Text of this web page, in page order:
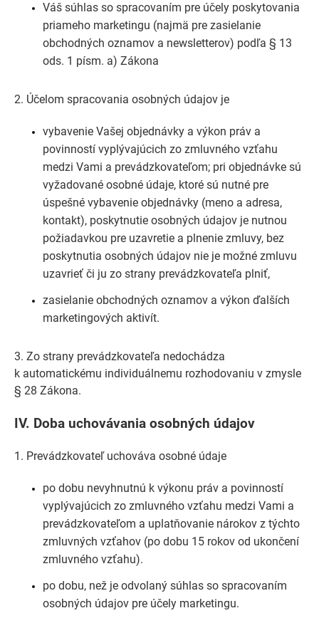
Váš súhlas so spracovaním pre účely poskytovania
priameho marketingu (najmä pre zasielanie
obchodných oznamov a newsletterov) podľa § 13
ods. 1 písm. a) Zákona
2. Účelom spracovania osobných údajov je
vybavenie Vašej objednávky a výkon práv a
povinností vyplývajúcich zo zmluvného vzťahu
medzi Vami a prevádzkovateľom; pri objednávke sú
vyžadované osobné údaje, ktoré sú nutné pre
úspešné vybavenie objednávky (meno a adresa,
kontakt), poskytnutie osobných údajov je nutnou
požiadavkou pre uzavretie a plnenie zmluvy, bez
poskytnutia osobných údajov nie je možné zmluvu
uzavrieť či ju zo strany prevádzkovateľa plniť,
zasielanie obchodných oznamov a výkon ďalších
marketingových aktivít.
3. Zo strany prevádzkovateľa nedochádza
k automatickému individuálnemu rozhodovaniu v zmysle
§ 28 Zákona.
IV. Doba uchovávania osobných údajov
1. Prevádzkovateľ uchováva osobné údaje
po dobu nevyhnutnú k výkonu práv a povinností
vyplývajúcich zo zmluvného vzťahu medzi Vami a
prevádzkovateľom a uplatňovanie nárokov z týchto
zmluvných vzťahov (po dobu 15 rokov od ukončení
zmluvného vzťahu).
po dobu, než je odvolaný súhlas so spracovaním
osobných údajov pre účely marketingu.